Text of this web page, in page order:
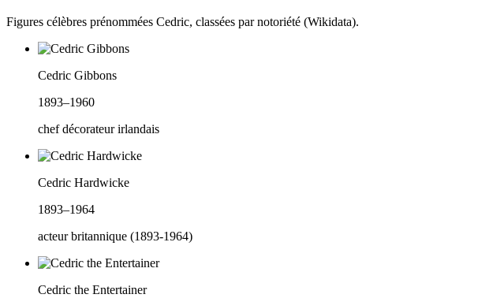
Figures célèbres prénommées Cedric, classées par notoriété (Wikidata).
Cedric Gibbons
1893–1960
chef décorateur irlandais
Cedric Hardwicke
1893–1964
acteur britannique (1893-1964)
Cedric the Entertainer